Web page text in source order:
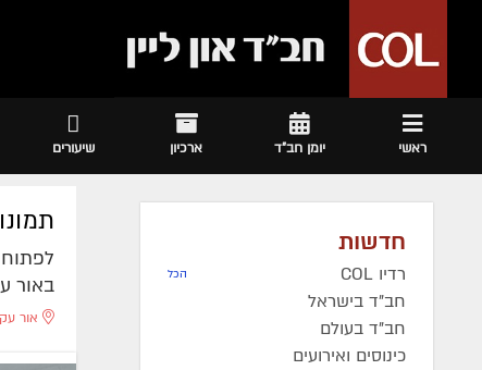
ראשי יומן חב"ד ארכיון שיעורים
חדשות
רדיו COL הכל
חב"ד בישראל
חב"ד בעולם
כינוסים ואירועים
באור
אור